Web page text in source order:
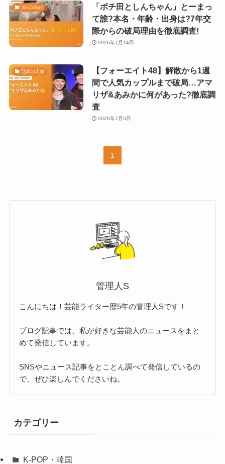
YouTuber
「ポチ田としんちゃん」とーまっ
て誰?本名・年齢・出身は?7年交
際からの破局理由を徹底調査!
2026年7月14日
話題の人物
【フォーエイト48】解散から1週
間で人気カップルまで破局…アマ
リザ&あみかに何があった?徹底調
査
2026年7月5日
1
管理人S
こんにちは！芸能ライター歴5年の管理人Sです！
ブログ記事では、私が好きな芸能人のニュースをまと
めて発信しています。
SNSやニュース記事をとことん調べて発信しているの
で、ぜひ楽しんでくださいね。
カテゴリー
K-POP・韓国